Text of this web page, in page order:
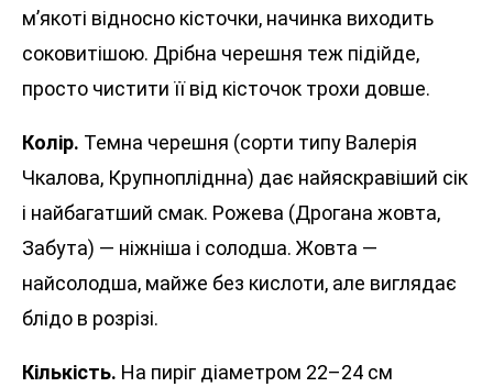
м’якоті відносно кісточки, начинка виходить
соковитішою. Дрібна черешня теж підійде,
просто чистити її від кісточок трохи довше.
Колір. Темна черешня (сорти типу Валерія
Чкалова, Крупнопліднна) дає найяскравіший сік
і найбагатший смак. Рожева (Дрогана жовта,
Забута) — ніжніша і солодша. Жовта —
найсолодша, майже без кислоти, але виглядає
блідо в розрізі.
Кількість. На пиріг діаметром 22–24 см